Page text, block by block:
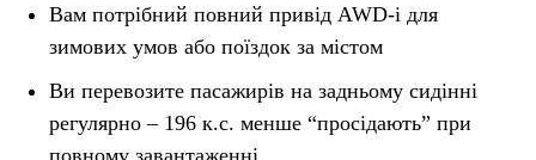
Вам потрібний повний привід AWD-i для
зимових умов або поїздок за містом
Ви перевозите пасажирів на задньому сидінні
регулярно – 196 к.с. менше “просідають” при
повному завантаженні